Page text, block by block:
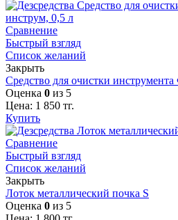
Сравнение
Быстрый взгляд
Список желаний
Закрыть
Средство для очистки
Оценка 0 из 5
Цена: 1 850 тг.
Купить
Сравнение
Быстрый взгляд
Список желаний
Закрыть
Лоток металлический почка S
Оценка 0 из 5